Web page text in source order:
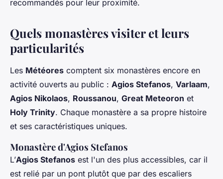
recommandés pour leur proximité.
Quels monastères visiter et leurs
particularités
Les Météores comptent six monastères encore en
activité ouverts au public : Agios Stefanos, Varlaam,
Agios Nikolaos, Roussanou, Great Meteoron et
Holy Trinity. Chaque monastère a sa propre histoire
et ses caractéristiques uniques.
Monastère d'Agios Stefanos
L’Agios Stefanos est l'un des plus accessibles, car il
est relié par un pont plutôt que par des escaliers